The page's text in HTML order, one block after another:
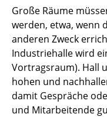
Garderoben
Einzelteile
... alle
Licht
Große Räume
werden, etwa, wenn
anderen Zweck
Industriehalle wird
Vortragsraum). Hall
hohen und
damit Gespräche
und Mitarbeitende